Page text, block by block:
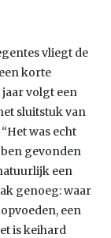
vliegt de
korte
volgt een
sluitstuk van
was echt
gevonden
een
genoeg: waar
een
is keihard